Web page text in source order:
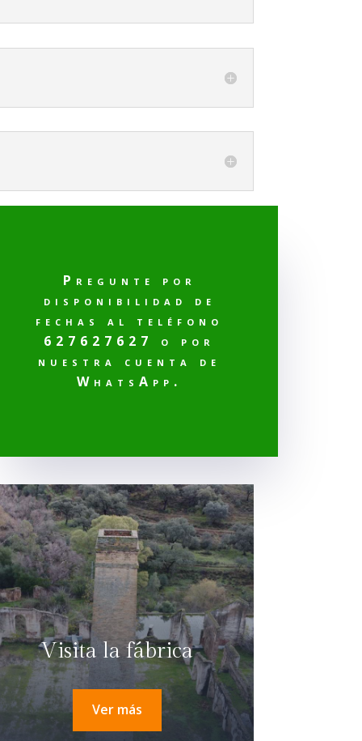
Pregunte por
disponibilidad de
fechas al teléfono
627627627 o por
nuestra cuenta de
WhatsApp.
Visita la fábrica
Ver más